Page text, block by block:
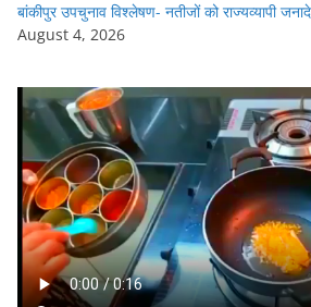
बांकीपुर उपचुनाव विश्लेषण- नतीजों को राज्यव्यापी
August 4, 2026